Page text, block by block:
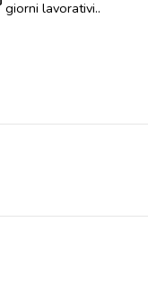
giorni lavorativi..